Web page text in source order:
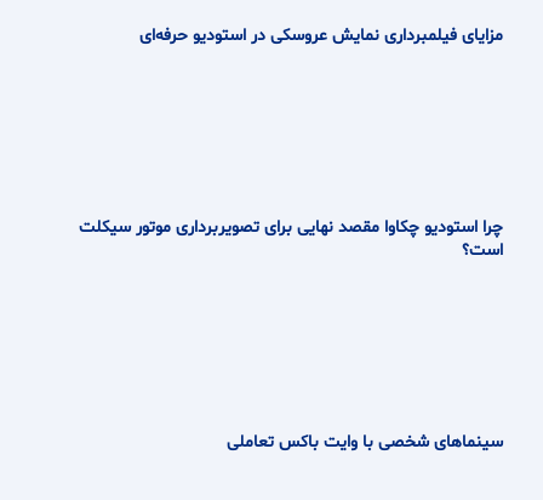
مزایای فیلمبرداری نمایش عروسکی در استودیو حرفه‌ای
چرا استودیو چکاوا مقصد نهایی برای تصویربرداری موتور سیکلت
است؟
سینماهای شخصی با وایت باکس تعاملی